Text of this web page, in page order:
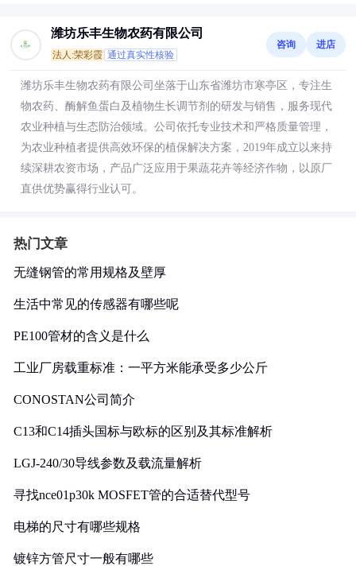
潍坊乐丰生物农药有限公司
法人:荣彩霞 通过真实性核验
咨询 进店
潍坊乐丰生物农药有限公司坐落于山东省潍坊市寒亭区，专注生
物农药、酶解鱼蛋白及植物生长调节剂的研发与销售，服务现代
农业种植与生态防治领域。公司依托专业技术和严格质量管理，
为农业种植者提供高效环保的植保解决方案，2019年成立以来持
续深耕农资市场，产品广泛应用于果蔬花卉等经济作物，以原厂
直供优势赢得行业认可。
热门文章
无缝钢管的常用规格及壁厚
生活中常见的传感器有哪些呢
PE100管材的含义是什么
工业厂房载重标准：一平方米能承受多少公斤
CONOSTAN公司简介
C13和C14插头国标与欧标的区别及其标准解析
LGJ-240/30导线参数及载流量解析
寻找nce01p30k MOSFET管的合适替代型号
电梯的尺寸有哪些规格
镀锌方管尺寸一般有哪些